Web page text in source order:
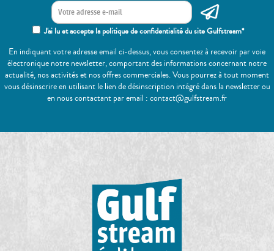
J'ai lu et accepte la politique de confidentialité du site Gulfstream*
En indiquant votre adresse email ci-dessus, vous consentez à recevoir par voie
électronique notre newsletter, comportant des informations concernant notre
actualité, nos activités et nos offres commerciales. Vous pourrez à tout moment
vous désinscrire en utilisant le lien de désinscription intégré dans la newsletter ou
en nous contactant par email : contact@gulfstream.fr